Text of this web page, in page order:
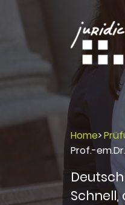
Home>
Prof.-